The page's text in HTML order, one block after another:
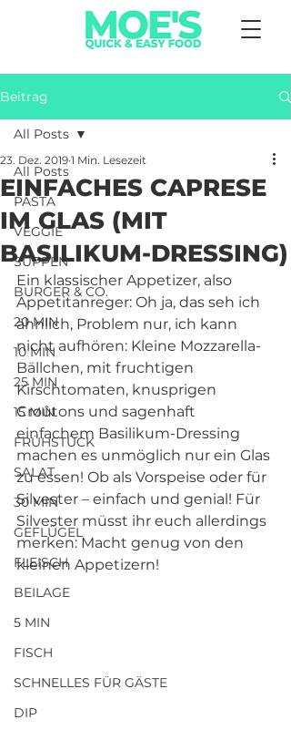
Beitrag
All Posts
PASTA
VEGGIE
SUPPEN
BURGER & CO.
20 MIN
10 MIN
25 MIN
15 MIN
FRÜHSTÜCK
SALAT
30 MIN
GEFLÜGEL
FLEISCH
BEILAGE
5 MIN
FISCH
SCHNELLES FÜR GÄSTE
DIP
All Posts
EINFACHES CAPRESE
IM GLAS (MIT
BASILIKUM-DRESSING)
23. Dez. 2019 1 Min. Lesezeit
Ein klassischer Appetizer, also
Appetitanreger: Oh ja, das seh ich
ähnlich, Problem nur, ich kann
nicht aufhören: Kleine Mozzarella-
Bällchen, mit fruchtigen
Kirschtomaten, knusprigen
Croûtons und sagenhaft
einfachem Basilikum-Dressing
machen es unmöglich nur ein Glas
zu essen! Ob als Vorspeise oder für
Silvester – einfach und genial! Für
Silvester müsst ihr euch allerdings
merken: Macht genug von den
kleinen Appetizern!